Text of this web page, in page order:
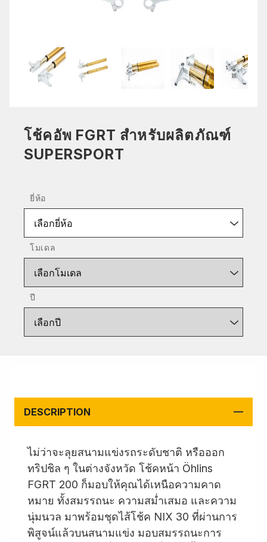
โช้คอัพ FGRT สำหรับผลิตภัณฑ์
SUPERSPORT
ยี่ห้อ
เลือกยี่ห้อ
โมเดล
เลือกโมเดล
ปี
เลือกปี
DESCRIPTION
ไม่ว่าจะลุยสนามแข่งรถระดับชาติ หรือออก
ทริปชิล ๆ ในต่างจังหวัด โช้คหน้า Öhlins
FGRT 200 ก็มอบให้คุณได้เหนือความคาด
หมาย ทั้งสมรรถนะ ความสม่ำเสมอ และความ
นุ่มนวล มาพร้อมชุดไส้โช้ค NIX 30 ที่ผ่านการ
พิสูจน์แล้วบนสนามแข่ง มอบสมรรถนะการ